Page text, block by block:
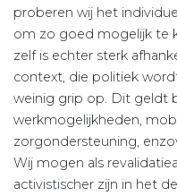
proberen wij het
om zo goed mogelijk te
zelf is echter sterk
context, die politiek
weinig grip op. Dit geldt
werkmogelijkheden,
zorgondersteuning,
Wij mogen als
activistischer zijn in het